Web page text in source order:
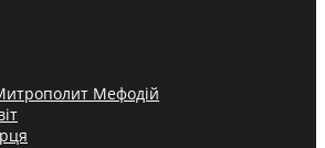
Мефодій